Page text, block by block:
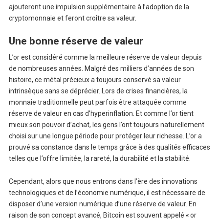
ajouteront une impulsion supplémentaire à l’adoption de la
cryptomonnaie et feront croître sa valeur.
Une bonne réserve de valeur
L’or est considéré comme la meilleure réserve de valeur depuis
de nombreuses années. Malgré des milliers d’années de son
histoire, ce métal précieux a toujours conservé sa valeur
intrinsèque sans se déprécier. Lors de crises financières, la
monnaie traditionnelle peut parfois être attaquée comme
réserve de valeur en cas d’hyperinflation. Et comme l’or tient
mieux son pouvoir d’achat, les gens l’ont toujours naturellement
choisi sur une longue période pour protéger leur richesse. L’or a
prouvé sa constance dans le temps grâce à des qualités efficaces
telles que l’offre limitée, la rareté, la durabilité et la stabilité.
Cependant, alors que nous entrons dans l’ère des innovations
technologiques et de l’économie numérique, il est nécessaire de
disposer d’une version numérique d’une réserve de valeur. En
raison de son concept avancé, Bitcoin est souvent appelé « or